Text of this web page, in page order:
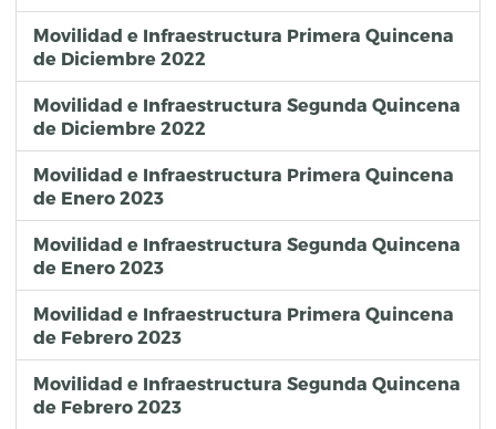
Movilidad e Infraestructura Primera Quincena
de Diciembre 2022
Movilidad e Infraestructura Segunda Quincena
de Diciembre 2022
Movilidad e Infraestructura Primera Quincena
de Enero 2023
Movilidad e Infraestructura Segunda Quincena
de Enero 2023
Movilidad e Infraestructura Primera Quincena
de Febrero 2023
Movilidad e Infraestructura Segunda Quincena
de Febrero 2023